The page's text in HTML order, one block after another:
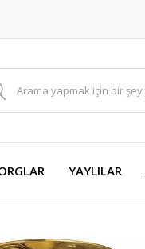
YAYLILAR